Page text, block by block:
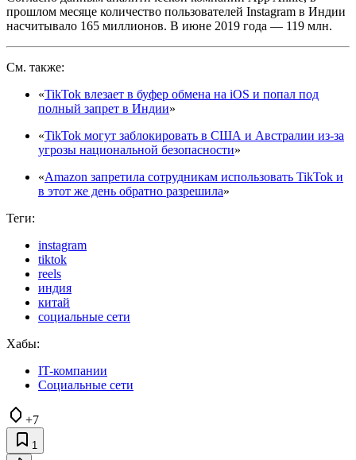
прошлом месяце количество пользователей Instagram в Индии
насчитывало 165 миллионов. В июне 2019 года — 119 млн.
См. также:
«TikTok влезает в буфер обмена на iOS и попал под
полный запрет в Индии»
«TikTok могут заблокировать в США и Австралии из-за
угрозы национальной безопасности»
«Amazon запретила сотрудникам использовать TikTok и
в этот же день обратно разрешила»
Теги:
instagram
tiktok
reels
индия
китай
социальные сети
Хабы:
IT-компании
Социальные сети
+7
1